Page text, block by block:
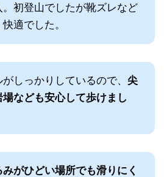
。初登山でしたが靴ズレなど
適でした。
がしっかりしているので、 尖
場なども安心して歩けまし
みがひどい場所でも滑りにく